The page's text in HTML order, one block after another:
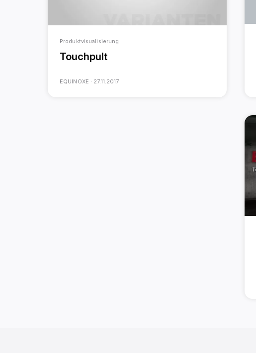
Produktvisualisierung
Touchpult
EQUINOXE · 27.11.2017